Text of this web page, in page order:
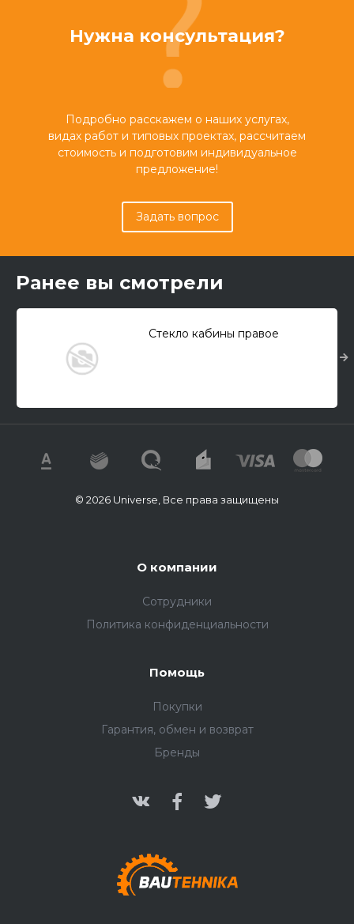
Нужна консультация?
Подробно расскажем о наших услугах,
видах работ и типовых проектах, рассчитаем
стоимость и подготовим индивидуальное
предложение!
Задать вопрос
Ранее вы смотрели
Стекло кабины правое
© 2026 Universe, Все права защищены
О компании
Сотрудники
Политика конфиденциальности
Помощь
Покупки
Гарантия, обмен и возврат
Бренды